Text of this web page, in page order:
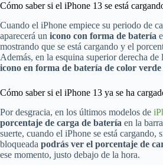
Cómo saber si el iPhone 13 se está
Cuando el iPhone empiece su periodo de
aparecerá un icono con forma de batería
mostrando que se está cargando y el
Además, en la esquina superior derecha de
icono en forma de batería de color verde
Cómo saber si el iPhone 13 ya se ha
Por desgracia, en los últimos modelos de
porcentaje de carga de batería en la
suerte, cuando el iPhone se está cargando,
bloqueada podrás ver el porcentaje de
ese momento, justo debajo de la hora.